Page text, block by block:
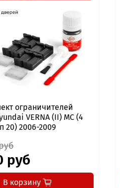
ограничителей
VERNA (II) MC (4
20) 2006-2009
руб
В корзину